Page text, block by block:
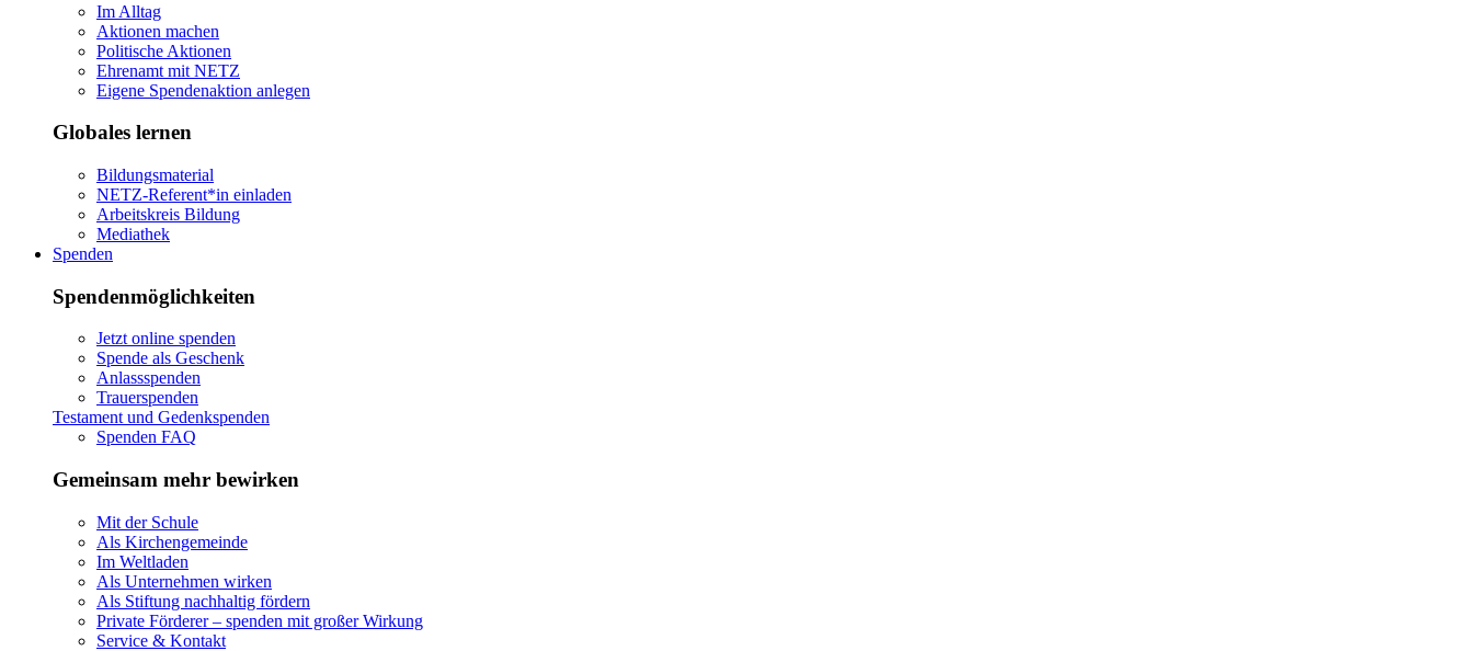
Im Alltag
Aktionen machen
Politische Aktionen
Ehrenamt mit NETZ
Eigene Spendenaktion anlegen
Globales lernen
Bildungsmaterial
NETZ-Referent*in einladen
Arbeitskreis Bildung
Mediathek
Spenden
Spendenmöglichkeiten
Jetzt online spenden
Spende als Geschenk
Anlassspenden
Trauerspenden
Testament und Gedenkspenden
Spenden FAQ
Gemeinsam mehr bewirken
Mit der Schule
Als Kirchengemeinde
Im Weltladen
Als Unternehmen wirken
Als Stiftung nachhaltig fördern
Private Förderer – spenden mit großer Wirkung
Service & Kontakt